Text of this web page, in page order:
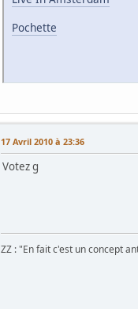
Pochette
17 Avril 2010 à 23:36
Votez g
ZZ : "En fait c'est un concept